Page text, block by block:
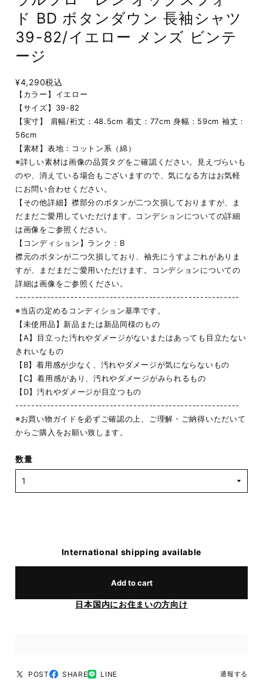
ド BD ボタンダウン 長袖シャツ
39-82/イエロー メンズ ビンテ
ージ
¥4,290税込
【カラー】イエロー
【サイズ】39-82
【実寸】 肩幅/裄丈：48.5cm 着丈：77cm 身幅：59cm 袖丈：
56cm
【素材】表地：コットン系（綿）
※詳しい素材は画像の品質タグをご確認ください。見えづらいも
のや、消えている場合もございますので、気になる方はお気軽
にお問い合わせください。
【その他詳細】襟部分のボタンが二つ欠損しておりますが、ま
だまだご愛用していただけます。コンデションについての詳細
は画像をご参照ください。
【コンディション】ランク：B
襟元のボタンが二つ欠損しており、袖先にうすよごれがありま
すが、まだまだご愛用いただけます。コンデションについての
詳細は画像をご参照ください。
---------------------------------------------------------
※当店の定めるコンディション基準です。
【未使用品】新品または新品同様のもの
【A】目立った汚れやダメージがないまたはあっても目立たない
きれいなもの
【B】着用感が少なく、汚れやダメージが気にならないもの
【C】着用感があり、汚れやダメージがみられるもの
【D】汚れやダメージが目立つもの
---------------------------------------------------------
※お買い物ガイドを必ずご確認の上、ご理解・ご納得いただいて
からご購入をお願い致します。
数量
International shipping available
Add to cart
日本国内にお住まいの方向け
POST SHARE LINE 通報する